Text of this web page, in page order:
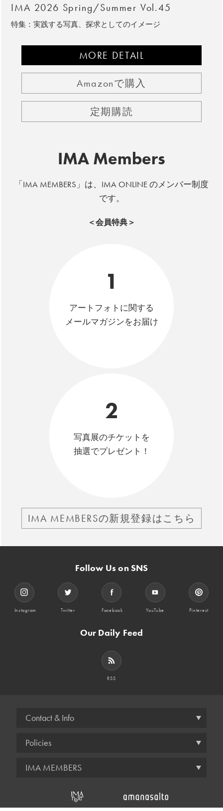
IMA 2026 Spring/Summer Vol.45
特集：実践する写真、探求としてのイメージ
MORE DETAIL
Amazonで購入
定期購読
IMA Members
「IMA MEMBERS」は、IMA ONLINE のメンバー制度
です。
＜会員特典＞
1
アートフォトに関する
メールマガジンをお届け
2
写真展のチケットを
抽選でプレゼント！
IMA MEMBERSの新規登録はこちら
Follow Us on SNS
Instagram Twitter Facebook YouTube Pinterest
Our Daily Feed
RSS
Contact & Info
Policies
IMA MEMBERS